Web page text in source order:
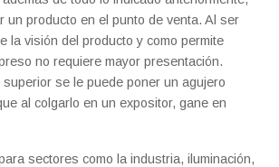
un producto en el punto de venta. Al ser
la visión del producto y como permite
no requiere mayor presentación.
se le puede poner un agujero
al colgarlo en un expositor, gane en
sectores como la industria, iluminación,